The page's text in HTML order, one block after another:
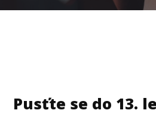
Pusťte se do 13.